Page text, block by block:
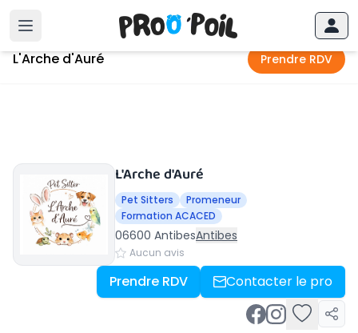
Accueil L'Arche d'Auré
L'Arche d'Auré Prendre RDV
L'Arche d'Auré
Pet Sitters
Promeneur
Formation ACACED
06600 AntibesAntibes
Aucun avis
Prendre RDV Contacter le pro